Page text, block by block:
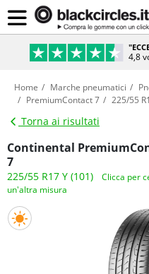
4,8
Home Marche pneumatici
PremiumContact 7
225/55
Torna ai risultati
Continental
7
225/55 R17 Y (101)
Clicca per
un'altra misura